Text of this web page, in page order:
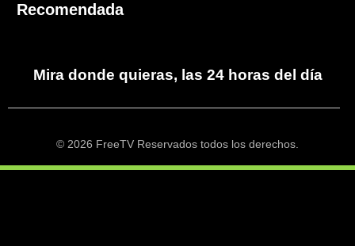
Recomendada
Mira donde quieras, las 24 horas del día
© 2026 FreeTV Reservados todos los derechos.